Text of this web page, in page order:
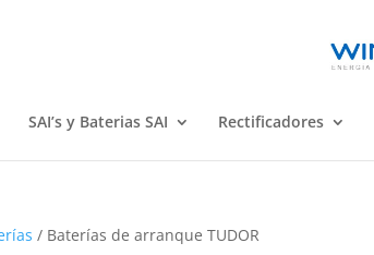
SAI’s y Baterias SAI Rectificadores
/ Baterías de arranque TUDOR